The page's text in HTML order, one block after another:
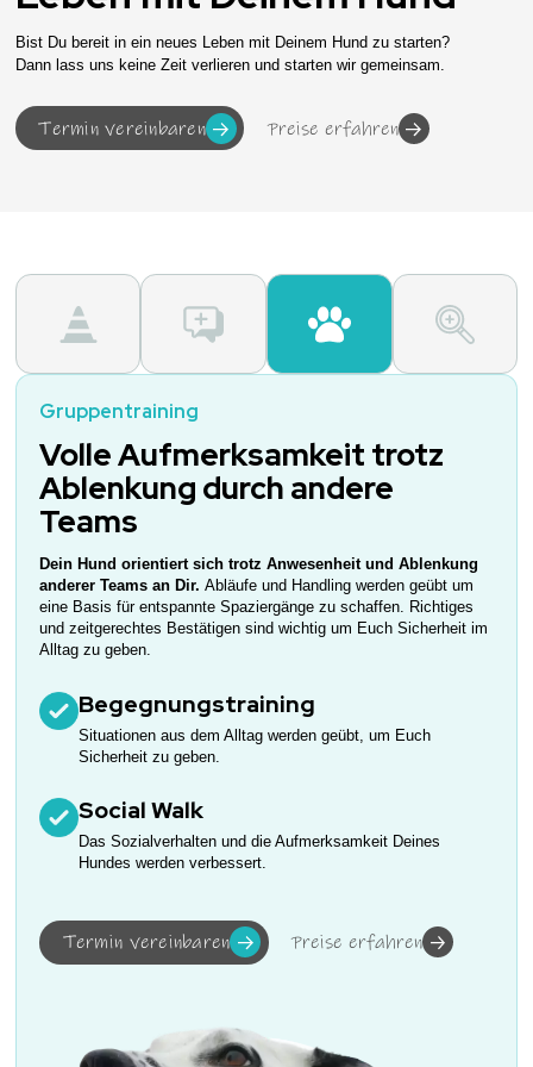
Bist Du bereit in ein neues Leben mit Deinem Hund zu starten?
Dann lass uns keine Zeit verlieren und starten wir gemeinsam.
Termin vereinbaren Preise erfahren
Gruppentraining
Volle Aufmerksamkeit trotz
Ablenkung durch andere
Teams
Dein Hund orientiert sich trotz Anwesenheit und Ablenkung
anderer Teams an Dir.Abläufe und Handling werden geübt um
eine Basis für entspannte Spaziergänge zu schaffen. Richtiges
und zeitgerechtes Bestätigen sind wichtig um Euch Sicherheit im
Alltag zu geben.
Begegnungstraining
Situationen aus dem Alltag werden geübt, um Euch
Sicherheit zu geben.
Social Walk
Das Sozialverhalten und die Aufmerksamkeit Deines
Hundes werden verbessert.
Termin vereinbaren Preise erfahren